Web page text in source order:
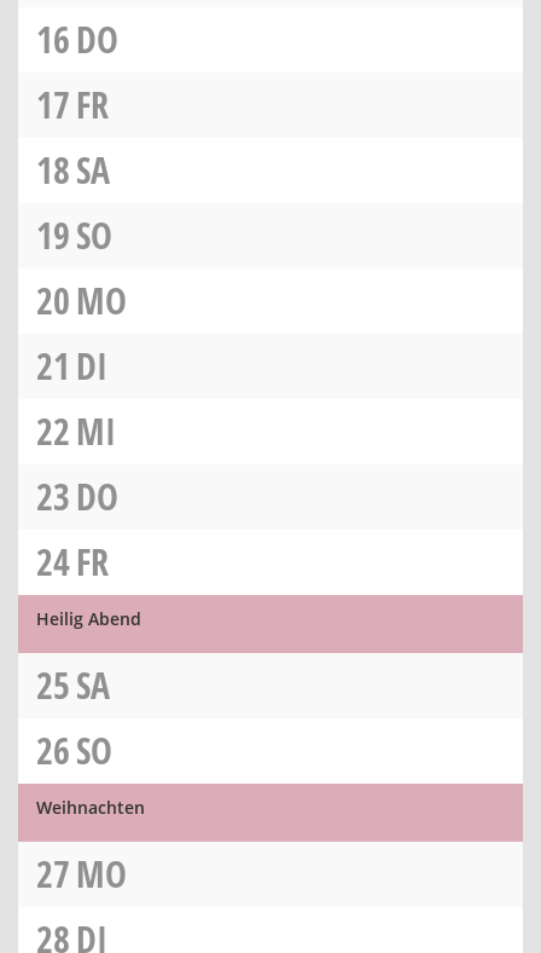
16DO
17FR
18SA
19SO
20MO
21 DI
22MI
23DO
24FR
Heilig Abend
25SA
26SO
Weihnachten
27MO
28DI